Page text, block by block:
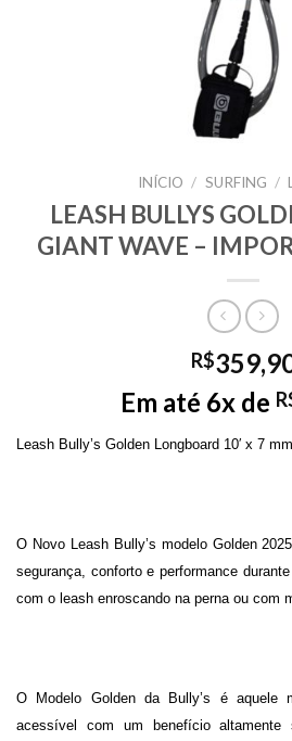
INÍCIO / SURFING /
LEASH BULLYS
GIANT WAVE –
R$
Em até 6x de
Leash Bully’s Golden Longboard 10′ x 7
O Novo Leash Bully’s modelo Golden
segurança, conforto e performance
com o leash enroscando na perna ou com
O Modelo Golden da Bully’s é aquele
acessível com um benefício altamente